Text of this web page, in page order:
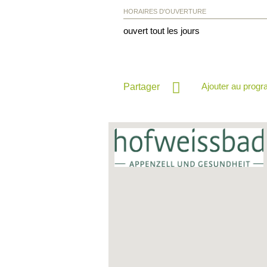
HORAIRES D'OUVERTURE
ouvert tout les jours
Partager Ajouter au